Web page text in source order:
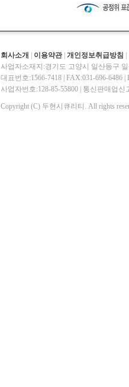
회사소개 이용약관| 개인정보취급방침
사업자소재지:경기도 고양시 일산동구
대표번호:1566-7418 | FAX:031-696-6486 |
사업자번호:128-85-55800 | 통신판매업
Copyright (C) 두현시큐리티. All rights